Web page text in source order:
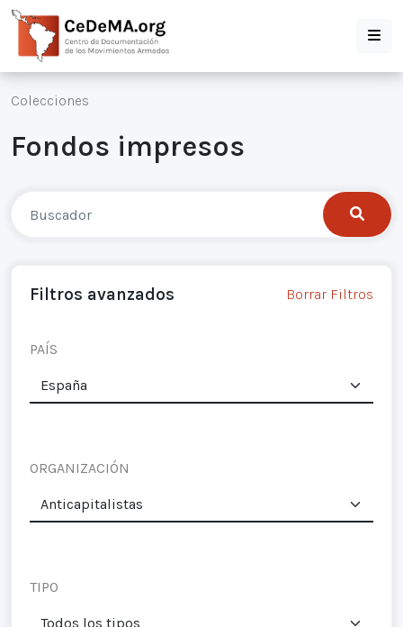
Colecciones
Fondos impresos
Filtros avanzados Borrar Filtros
PAÍS
ORGANIZACIÓN
TIPO